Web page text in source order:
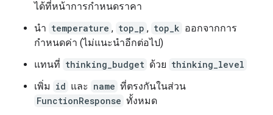
ได้ที่หน้าการกำหนดราคา
นำ temperature , top_p , top_k ออกจากการ
กำหนดค่า (ไม่แนะนำอีกต่อไป)
แทนที่ thinking_budget ด้วย thinking_level
เพิ่ม id และ name ที่ตรงกันในส่วน
FunctionResponse ทั้งหมด